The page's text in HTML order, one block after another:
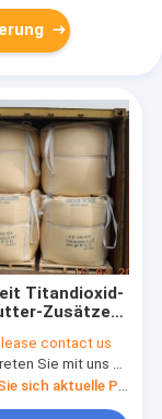
Titandioxid-
Zusätze
contact us
Sie mit uns bitte in Verbindung